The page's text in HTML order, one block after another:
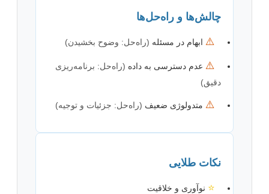
چالش‌ها و راه‌حل‌ها
⚠️ ابهام در مسئله(راه‌حل: وضوح بخشیدن)
⚠️ عدم دسترسی به داده (راه‌حل: برنامه‌ریزی
دقیق)
⚠️ متدولوژی ضعیف(راه‌حل: جزئیات و توجیه)
نکات طلایی
⭐ نوآوری و خلاقیت